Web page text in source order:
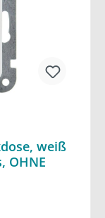
weiß
OHNE